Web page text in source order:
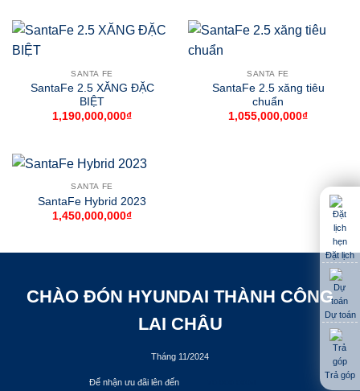
SANTA FE
SantaFe 2.5 XĂNG ĐẶC
BIỆT
1,190,000,000₫
SANTA FE
SantaFe 2.5 xăng tiêu
chuẩn
1,055,000,000₫
SANTA FE
SantaFe Hybrid 2023
1,450,000,000₫
CHÀO ĐÓN HYUNDAI THÀNH CÔNG
LAI CHÂU
Tháng 11/2024
Để nhận ưu đãi lên đến
Đặt lịch
Dự toán
Trả góp